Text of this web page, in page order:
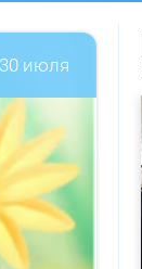
30 июля